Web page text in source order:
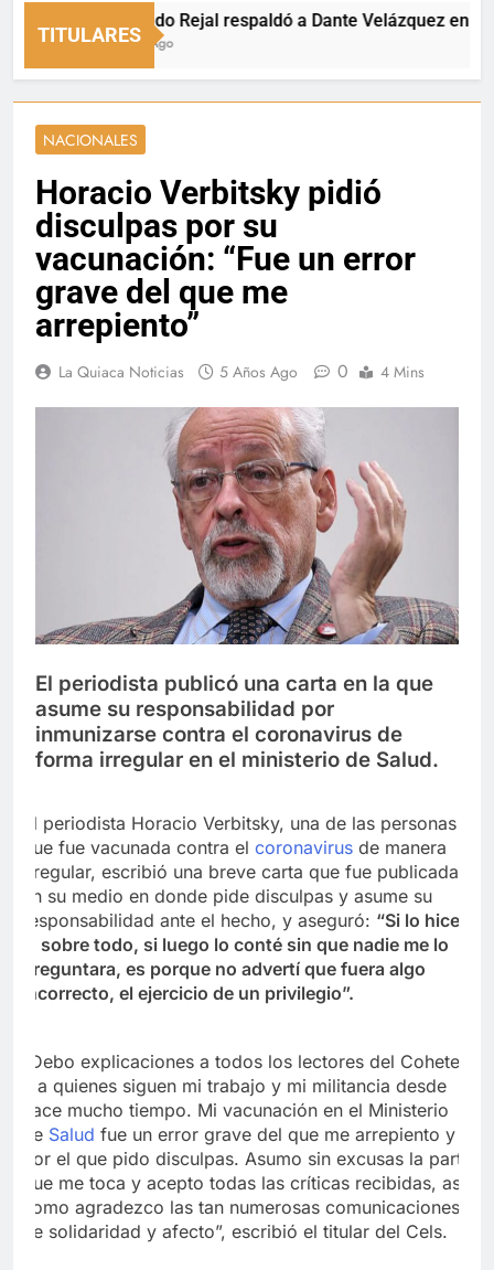
TITULARES
Fernando Rejal respaldó a Dante Velázquez en el
5 Horas Ago
NACIONALES
Horacio Verbitsky pidió
disculpas por su
vacunación: “Fue un error
grave del que me
arrepiento”
La Quiaca Noticias 5 Años Ago 0 4 Mins
El periodista publicó una carta en la que
asume su responsabilidad por
inmunizarse contra el coronavirus de
forma irregular en el ministerio de Salud.
El periodista Horacio Verbitsky, una de las personas
que fue vacunada contra el coronavirus de manera
irregular, escribió una breve carta que fue publicada
en su medio en donde pide disculpas y asume su
responsabilidad ante el hecho, y aseguró: “Si lo hice
y, sobre todo, si luego lo conté sin que nadie me lo
preguntara, es porque no advertí que fuera algo
incorrecto, el ejercicio de un privilegio”.
“Debo explicaciones a todos los lectores del Cohete
y a quienes siguen mi trabajo y mi militancia desde
hace mucho tiempo. Mi vacunación en el Ministerio
de Salud fue un error grave del que me arrepiento y
por el que pido disculpas. Asumo sin excusas la parte
que me toca y acepto todas las críticas recibidas, así
como agradezco las tan numerosas comunicaciones
de solidaridad y afecto”, escribió el titular del Cels.